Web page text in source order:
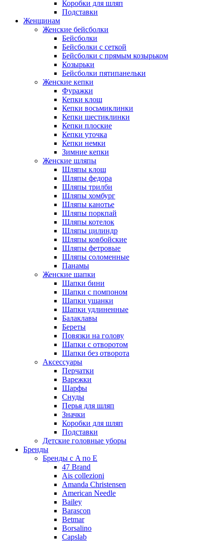
Коробки для шляп
Подставки
Женщинам
Женские бейсболки
Бейсболки
Бейсболки с сеткой
Бейсболки с прямым козырьком
Козырьки
Бейсболки пятипанельки
Женские кепки
Фуражки
Кепки клош
Кепки восьмиклинки
Кепки шестиклинки
Кепки плоские
Кепки уточка
Кепки немки
Зимние кепки
Женские шляпы
Шляпы клош
Шляпы федора
Шляпы трилби
Шляпы хомбург
Шляпы канотье
Шляпы поркпай
Шляпы котелок
Шляпы цилиндр
Шляпы ковбойские
Шляпы фетровые
Шляпы соломенные
Панамы
Женские шапки
Шапки бини
Шапки с помпоном
Шапки ушанки
Шапки удлиненные
Балаклавы
Береты
Повязки на голову
Шапки с отворотом
Шапки без отворота
Аксессуары
Перчатки
Варежки
Шарфы
Снуды
Перья для шляп
Значки
Коробки для шляп
Подставки
Детские головные уборы
Бренды
Бренды с A по E
47 Brand
Ais collezioni
Amanda Christensen
American Needle
Bailey
Barascon
Betmar
Borsalino
Capslab